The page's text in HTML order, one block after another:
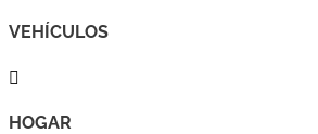
VEHÍCULOS

HOGAR